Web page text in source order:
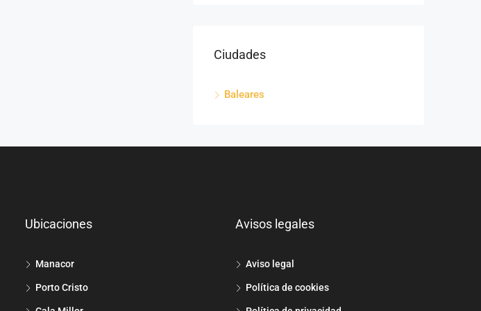
Ciudades
Baleares
Ubicaciones
Manacor
Porto Cristo
Avisos legales
Aviso legal
Política de cookies